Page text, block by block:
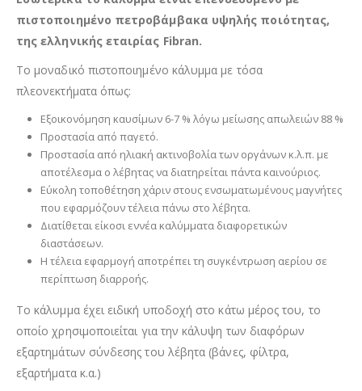
πιστοποιημένο πετροβάμβακα υψηλής ποιότητας,
της ελληνικής εταιρίας Fibran.
Το μοναδικό πιστοποιημένο κάλυμμα με τόσα
πλεονεκτήματα όπως:
Εξοικονόμηση καυσίμων 6-7 % λόγω μείωσης απωλειών 88 %
Προστασία από παγετό.
Προστασία από ηλιακή ακτινοβολία των οργάνων κ.λ.π. με
αποτέλεσμα ο λέβητας να διατηρείται πάντα καινούριος.
Εύκολη τοποθέτηση χάριν στους ενσωματωμένους μαγνήτες
που εφαρμόζουν τέλεια πάνω στο λέβητα.
Διατίθεται είκοσι εννέα καλύμματα διαφορετικών
διαστάσεων.
Η τέλεια εφαρμογή αποτρέπει τη συγκέντρωση αερίου σε
περίπτωση διαρροής.
Το κάλυμμα έχει ειδική υποδοχή στο κάτω μέρος του, το
οποίο χρησιμοποιείται για την κάλυψη των διαφόρων
εξαρτημάτων σύνδεσης του λέβητα (βάνες, φίλτρα,
εξαρτήματα κ.α.)